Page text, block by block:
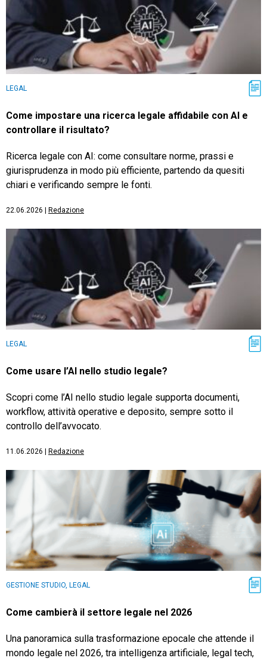
LEGAL
Come impostare una ricerca legale affidabile con AI e
controllare il risultato?
Ricerca legale con AI: come consultare norme, prassi e
giurisprudenza in modo più efficiente, partendo da quesiti
chiari e verificando sempre le fonti.
22.06.2026 Redazione
LEGAL
Come usare l’AI nello studio legale?
Scopri come l’AI nello studio legale supporta documenti,
workflow, attività operative e deposito, sempre sotto il
controllo dell’avvocato.
11.06.2026 Redazione
GESTIONE STUDIO, LEGAL
Come cambierà il settore legale nel 2026
Una panoramica sulla trasformazione epocale che attende il
mondo legale nel 2026, tra intelligenza artificiale, legal tech,